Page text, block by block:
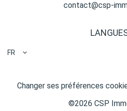
contact@csp-
FR
Changer ses préférences
©2026 CSP